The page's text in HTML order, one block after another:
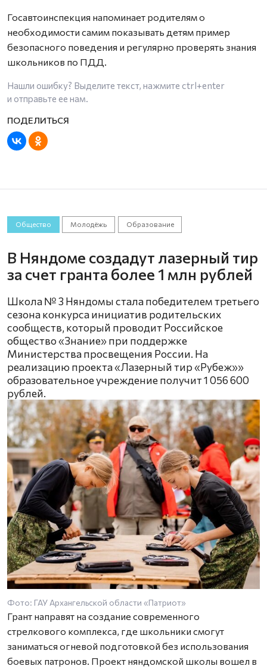
Госавтоинспекция напоминает родителям о
необходимости самим показывать детям пример
безопасного поведения и регулярно проверять знания
школьников по ПДД.
Нашли ошибку? Выделите текст, нажмите ctrl+enter
и отправьте ее нам.
Общество Молодёжь Образование
В Няндоме создадут лазерный тир
за счет гранта более 1 млн рублей
Школа № 3 Няндомы стала победителем третьего
сезона конкурса инициатив родительских
сообществ, который проводит Российское
общество «Знание» при поддержке
Министерства просвещения России. На
реализацию проекта «Лазерный тир «Рубеж»»
образовательное учреждение получит 1 056 600
рублей.
Фото: ГАУ Архангельской области «Патриот»
Грант направят на создание современного
стрелкового комплекса, где школьники смогут
заниматься огневой подготовкой без использования
боевых патронов. Проект няндомской школы вошел в